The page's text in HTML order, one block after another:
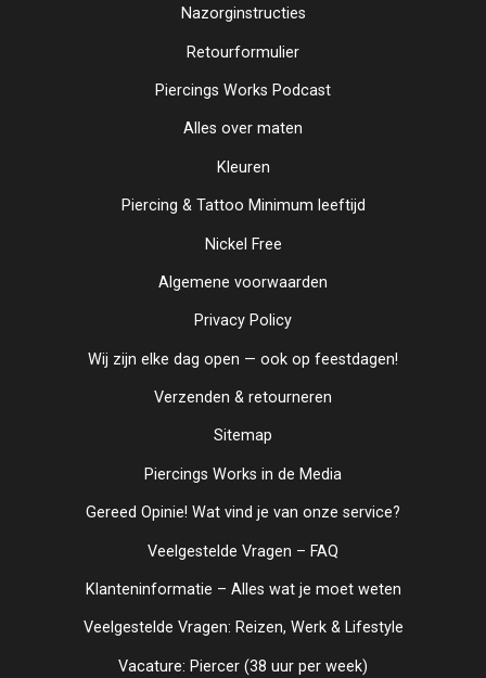
Nazorginstructies
Retourformulier
Piercings Works Podcast
Alles over maten
Kleuren
Piercing & Tattoo Minimum leeftijd
Nickel Free
Algemene voorwaarden
Privacy Policy
Wij zijn elke dag open — ook op feestdagen!
Verzenden & retourneren
Sitemap
Piercings Works in de Media
Gereed Opinie! Wat vind je van onze service?
Veelgestelde Vragen – FAQ
Klanteninformatie – Alles wat je moet weten
Veelgestelde Vragen: Reizen, Werk & Lifestyle
Vacature: Piercer (38 uur per week)